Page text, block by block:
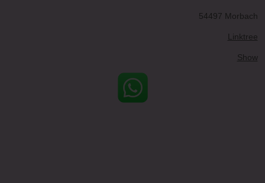
54497 Morbach
Linktree
Show